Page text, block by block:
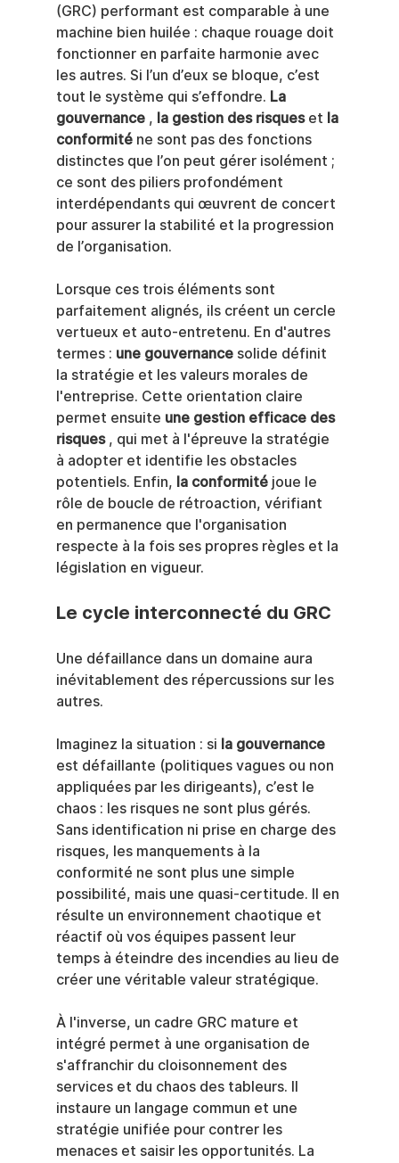
(GRC) performant est comparable à une
machine bien huilée : chaque rouage doit
fonctionner en parfaite harmonie avec
les autres. Si l’un d’eux se bloque, c’est
tout le système qui s’effondre. La
gouvernance , la gestion des risques et la
conformité ne sont pas des fonctions
distinctes que l’on peut gérer isolément ;
ce sont des piliers profondément
interdépendants qui œuvrent de concert
pour assurer la stabilité et la progression
de l’organisation.
Lorsque ces trois éléments sont
parfaitement alignés, ils créent un cercle
vertueux et auto-entretenu. En d'autres
termes : une gouvernance solide définit
la stratégie et les valeurs morales de
l'entreprise. Cette orientation claire
permet ensuite une gestion efficace des
risques , qui met à l'épreuve la stratégie
à adopter et identifie les obstacles
potentiels. Enfin, la conformité joue le
rôle de boucle de rétroaction, vérifiant
en permanence que l'organisation
respecte à la fois ses propres règles et la
législation en vigueur.
Le cycle interconnecté du GRC
Une défaillance dans un domaine aura
inévitablement des répercussions sur les
autres.
Imaginez la situation : si la gouvernance
est défaillante (politiques vagues ou non
appliquées par les dirigeants), c’est le
chaos : les risques ne sont plus gérés.
Sans identification ni prise en charge des
risques, les manquements à la
conformité ne sont plus une simple
possibilité, mais une quasi-certitude. Il en
résulte un environnement chaotique et
réactif où vos équipes passent leur
temps à éteindre des incendies au lieu de
créer une véritable valeur stratégique.
À l'inverse, un cadre GRC mature et
intégré permet à une organisation de
s'affranchir du cloisonnement des
services et du chaos des tableurs. Il
instaure un langage commun et une
stratégie unifiée pour contrer les
menaces et saisir les opportunités. La